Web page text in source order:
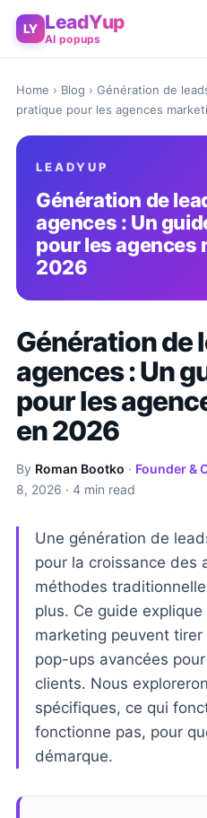
LY LeadYup
AI popups
Home › Blog › Génération de
pratique pour les agences
LEADYUP
Génération de
agences : Un
pour les agences
2026
Génération de
agences : Un
pour les
en 2026
By Roman Bootko · Founder &
8, 2026 · 4 min read
Une génération de
pour la croissance des
méthodes
plus. Ce guide
marketing peuvent
pop-ups avancées
clients. Nous
spécifiques, ce qui
fonctionne pas, pour
démarque.